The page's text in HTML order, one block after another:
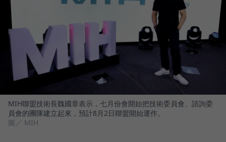
MIH聯盟技術長魏國章表示，七月份會開始把技術委員會、諮詢委
員會的團隊建立起來，預計8月2日聯盟開始運作。
圖／ MIH